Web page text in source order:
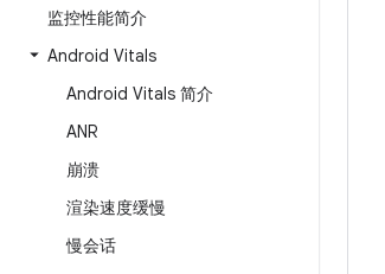
监控性能简介
Android Vitals
Android Vitals 简介
ANR
崩溃
渲染速度缓慢
慢会话